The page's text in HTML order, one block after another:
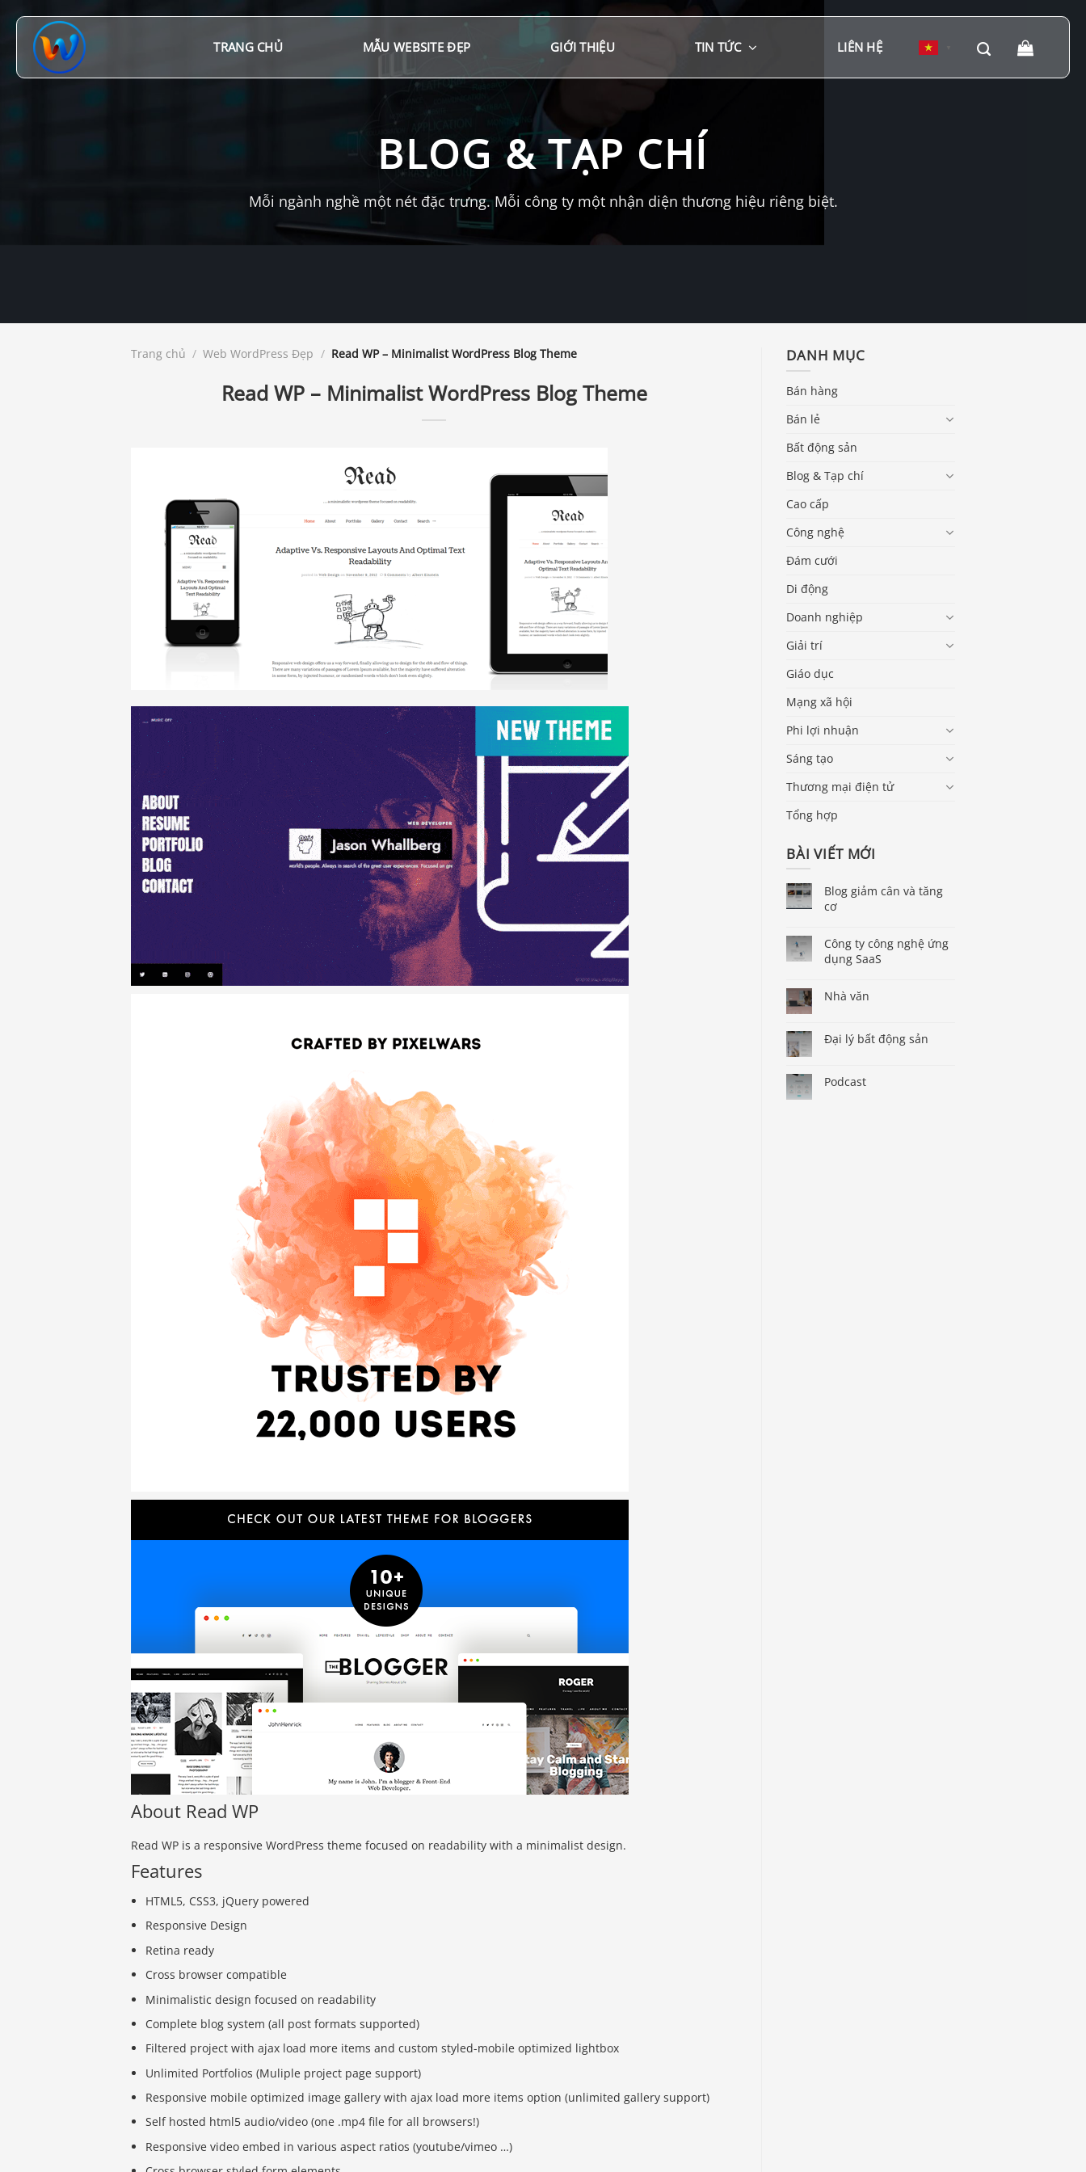
đến
TRANG CHỦ MẪU WEBSITE ĐẸP GIỚI THIỆU TIN TỨC LIÊN HỆ
BLOG & TẠP CHÍ
Mỗi ngành nghề một nét đặc trưng. Mỗi công ty một nhận diện thương hiệu riêng biệt.
Trang chủ / Web WordPress Đẹp / Read WP – Minimalist WordPress Blog Theme
Read WP – Minimalist WordPress Blog Theme
About Read WP
Read WP is a responsive WordPress theme focused on readability with a minimalist design.
Features
HTML5, CSS3, jQuery powered
Responsive Design
Retina ready
Cross browser compatible
Minimalistic design focused on readability
Complete blog system (all post formats supported)
Filtered project with ajax load more items and custom styled-mobile optimized lightbox
Unlimited Portfolios (Muliple project page support)
Responsive mobile optimized image gallery with ajax load more items option (unlimited gallery support)
Self hosted html5 audio/video (one .mp4 file for all browsers!)
Responsive video embed in various aspect ratios (youtube/vimeo …)
DANH MỤC
Bán hàng
Bán lẻ
Bất động sản
Blog & Tạp chí
Cao cấp
Công nghệ
Đám cưới
Di động
Doanh nghiệp
Giải trí
Giáo dục
Mạng xã hội
Phi lợi nhuận
Sáng tạo
Thương mại điện tử
Tổng hợp
BÀI VIẾT MỚI
Blog giảm cân và tăng
cơ
Công ty công nghệ ứng
dụng SaaS
Nhà văn
Đại lý bất động sản
Podcast